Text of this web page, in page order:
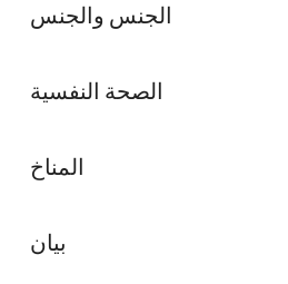
الجنس والجنس
الصحة النفسية
المناخ
بيان